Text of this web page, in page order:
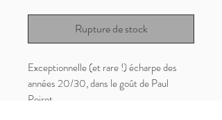
Rupture de stock
Exceptionnelle (et rare !) écharpe des
années 20/30, dans le goût de Paul
Poiret